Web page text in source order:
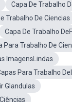
Capa De Trabalho
Trabalho De Ciencias
Capa De Trabalho
Para Trabalho De
ImagensLindas
Para Trabalho
Glandulas